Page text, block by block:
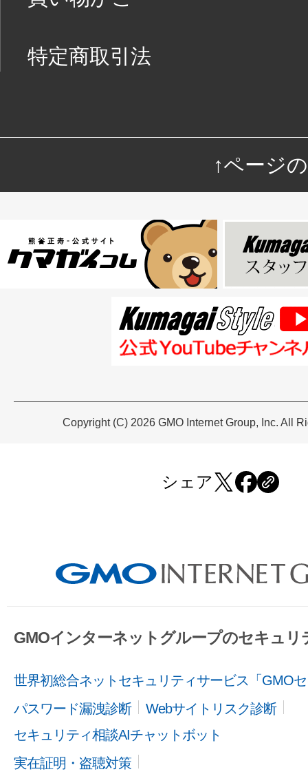
特定商取引法
↑ページ
Copyright (C) 2026 GMO Internet Group, Inc. All
シェア
GMOインターネットグループのセキュリ
世界初総合ネットセキュリティサービス「GMO
パスワード漏洩診断
Webサイトリスク診断
セキュリティ相談AIチャットボット
実在証明・盗聴対策